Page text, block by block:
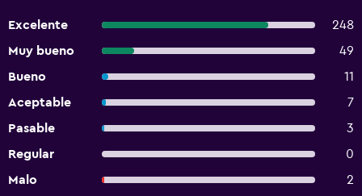
Excelente
248
Muy bueno
49
Bueno
11
Aceptable
7
Pasable
3
Regular
0
Malo
2